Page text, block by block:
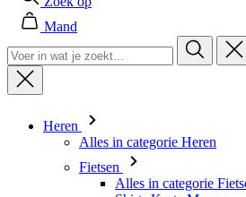
Heren
Alles in categorie Heren
Shirts Lange Mouw
Body's en Windstoppers
Jacks Lange mouw
Broeken Kort